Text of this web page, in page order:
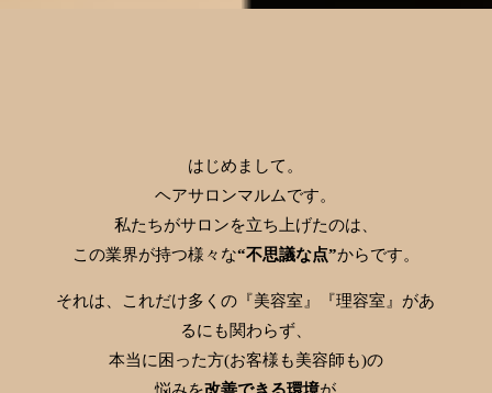
はじめまして。
ヘアサロンマルムです。
私たちがサロンを立ち上げたのは、
この業界が持つ様々な“不思議な点”からです。
それは、これだけ多くの『美容室』『理容室』があ
るにも関わらず、
本当に困った方(お客様も美容師も)の